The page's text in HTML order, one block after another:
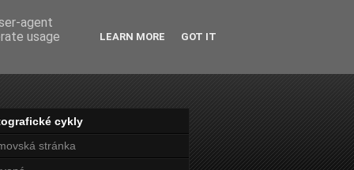
cykly
stránka
agent
usage
LEARN MORE GOT IT